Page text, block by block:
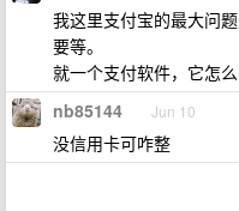
我这里支付宝的最大问
要等。
就一个支付软件，它怎么
nb85144 Jun 10
没信用卡可咋整